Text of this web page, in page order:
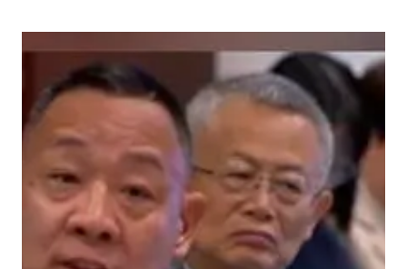
白海豚将正面袭击贯穿浙江
黄金牛市回来了吗
36岁男演员成景区NPC后人气爆棚
宇树王兴兴被问了360多个问题
全民健身事业高质量发展
上四休三，但降薪1000元，你接受吗？